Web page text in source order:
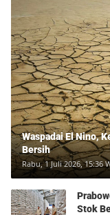
Waspadai El Nino,
Bersih
Rabu, 1 Juli 2026, 15:36
Stok